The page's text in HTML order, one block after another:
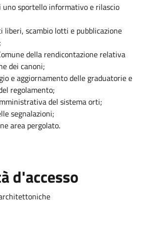
uno sportello informativo e rilascio
liberi, scambio lotti e pubblicazione
della rendicontazione relativa
dei canoni;
e aggiornamento delle graduatorie e
regolamento;
del sistema orti;
segnalazioni;
area pergolato.
d'accesso